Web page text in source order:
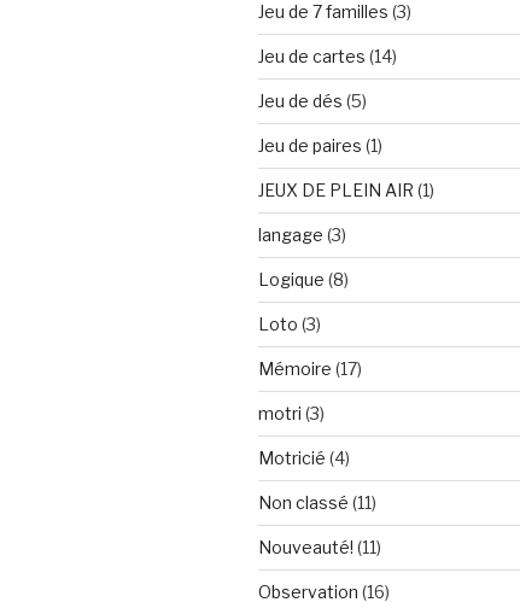
Jeu de 7 familles (3)
Jeu de cartes (14)
Jeu de dés (5)
Jeu de paires (1)
JEUX DE PLEIN AIR (1)
langage (3)
Logique (8)
Loto (3)
Mémoire (17)
motri (3)
Motricié (4)
Non classé (11)
Nouveauté! (11)
Observation (16)